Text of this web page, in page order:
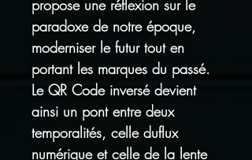
propose une réflexion sur le
paradoxe de notre époque,
moderniser le futur tout en
portant les marques du passé.
Le QR Code inversé devient
ainsi un pont entre deux
temporalités, celle duflux
numérique et celle de la lente